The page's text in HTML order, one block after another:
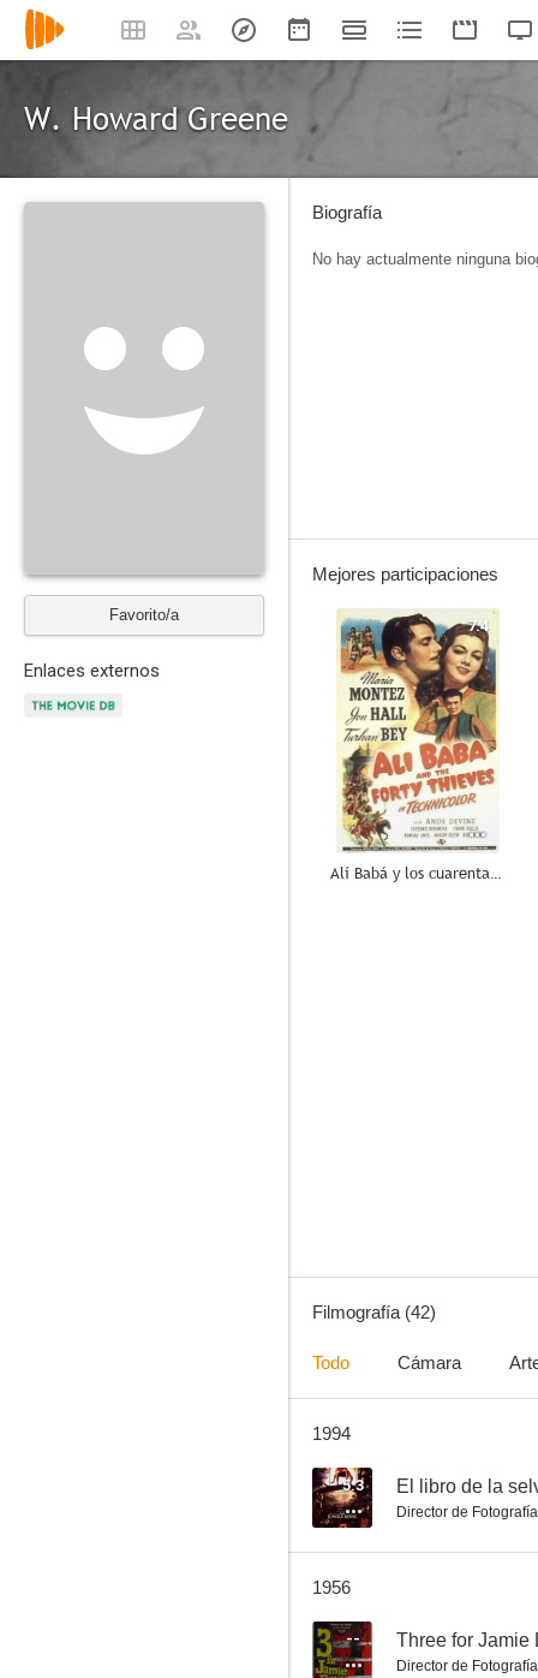
W. Howard Greene
Favorito/a
Enlaces externos
Biografía
No hay actualmente ninguna
Mejores participaciones
7.4
Alí Babá y los cuarenta ladrones
6.0
Filmografía (42)
Todo Cámara
1994
5.3 El libro de la
Director de Fotografía
1956
-- Three for Jamie
Director de Fotografía